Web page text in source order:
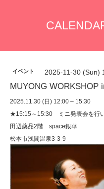
イベント 2025-11-30 (Sun)
MUYONG WORKSHOP
2025.11.30 (日) 12:00 – 15:30
★15:15～15:30 ミニ発表会を行
田辺薬品2階 space銀華
松本市浅間温泉3-3-9